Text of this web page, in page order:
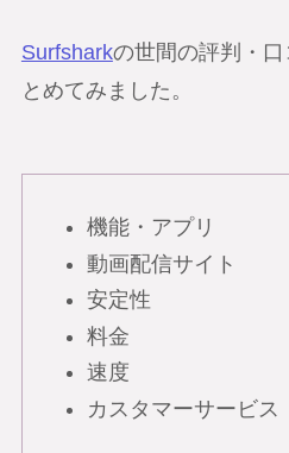
Surfsharkの世間の評判・
とめてみました。
機能・アプリ
動画配信サイト
安定性
料金
速度
カスタマーサービス